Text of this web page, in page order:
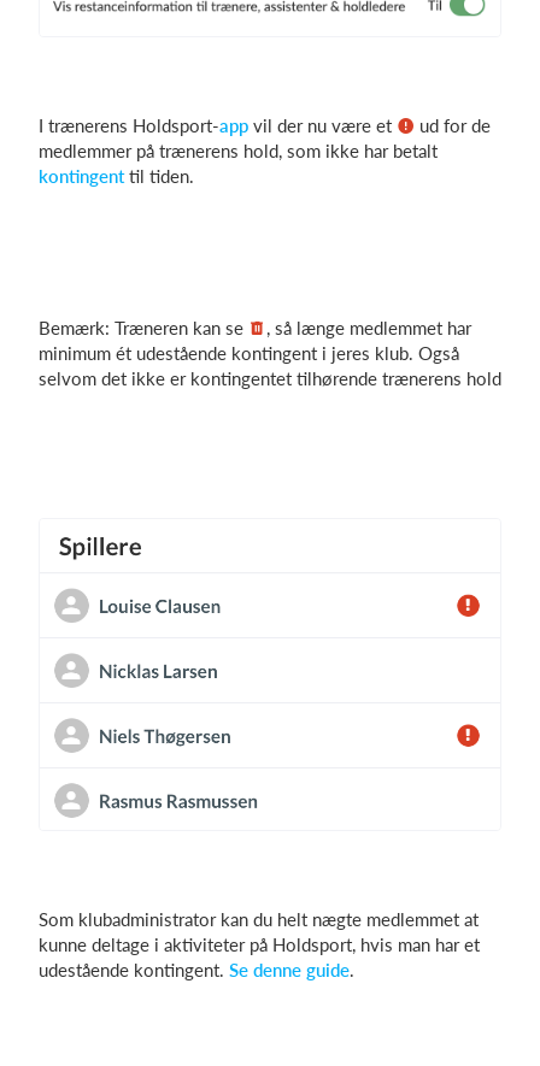
I trænerens Holdsport-app vil der nu være et
ud for de
medlemmer på trænerens hold, som ikke har betalt
kontingenttil tiden.
Bemærk: Træneren kan se
, så længe medlemmet har
minimum ét udestående kontingent i jeres klub. Også
selvom det ikke er kontingentet tilhørende trænerens hold
Som klubadministrator kan du helt nægte medlemmet at
kunne deltage i aktiviteter på Holdsport, hvis man har et
udestående kontingent. Se denne guide.